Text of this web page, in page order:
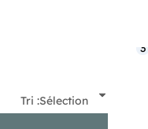
3
Tri :Sélection